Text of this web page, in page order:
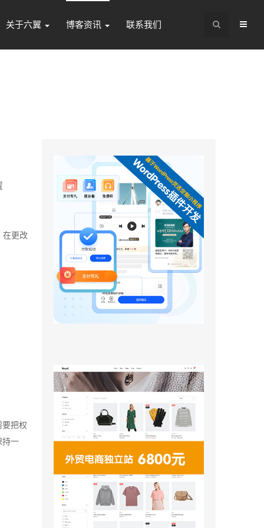
关于六翼 博客资讯 联系我们
在更改
要把权
持一